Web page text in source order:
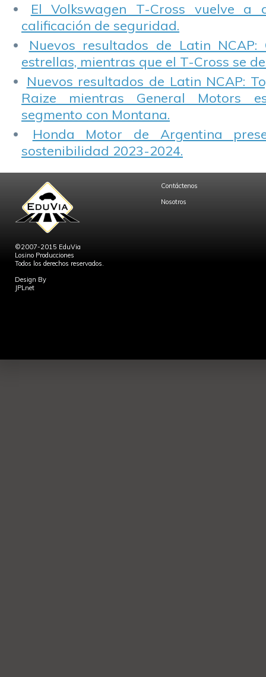
El Volkswagen T-Cross vuelve a
calificación de seguridad.
Nuevos resultados de Latin NCAP:
estrellas, mientras que el T-Cross se
Nuevos resultados de Latin NCAP:
Raize mientras General Motors
segmento con Montana.
Honda Motor de Argentina
sostenibilidad 2023-2024.
©2007-2015 EduVia
Losino Producciones
Todos los derechos reservados.
Design By
JPLnet
Contáctenos
Nosotros